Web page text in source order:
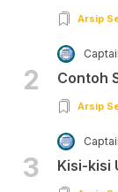
Arsip
2 Contoh
Arsip
3 Kisi-kisi